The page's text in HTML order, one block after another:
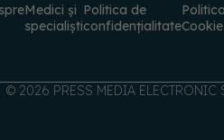
Medici și
specialiști
Politica de
confidențialitate
Politica
© 2026 PRESS MEDIA ELECTRONIC